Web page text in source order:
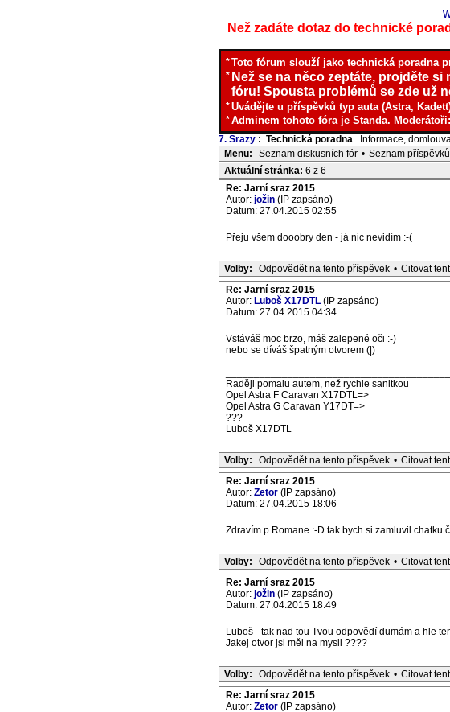
Než zadáte dotaz do technické
*Toto fórum slouží jako technická poradna
* Než se na něco zeptáte, projděte
fóru! Spousta problémů se zde už
*Uvádějte u příspěvků typ auta (Astra,
*Adminem tohoto fóra je Standa.
7. Srazy : Technická poradna Informace,
Menu: Seznam diskusních fór • Seznam příspěvků
Aktuální stránka: 6 z 6
Re: Jarní sraz 2015
Autor: jožin (IP zapsáno)
Datum: 27.04.2015 02:55
Přeju všem dooobry den - já nic nevidím :-(
Volby: Odpovědět na tento příspěvek • Citovat
Re: Jarní sraz 2015
Autor: Luboš X17DTL (IP zapsáno)
Datum: 27.04.2015 04:34
Vstáváš moc brzo, máš zalepené oči :-)
nebo se díváš špatným otvorem (|)
Raději pomalu autem, než rychle sanitkou
Opel Astra F Caravan X17DTL=>
Opel Astra G Caravan Y17DT=>
???
Luboš X17DTL
Volby: Odpovědět na tento příspěvek • Citovat
Re: Jarní sraz 2015
Autor: Zetor (IP zapsáno)
Datum: 27.04.2015 18:06
Zdravím p.Romane :-D tak bych si zamluvil chatku
Volby: Odpovědět na tento příspěvek • Citovat
Re: Jarní sraz 2015
Autor: jožin (IP zapsáno)
Datum: 27.04.2015 18:49
Luboš - tak nad tou Tvou odpovědí dumám a hle
Jakej otvor jsi měl na mysli ????
Volby: Odpovědět na tento příspěvek • Citovat
Re: Jarní sraz 2015
Autor: Zetor (IP zapsáno)